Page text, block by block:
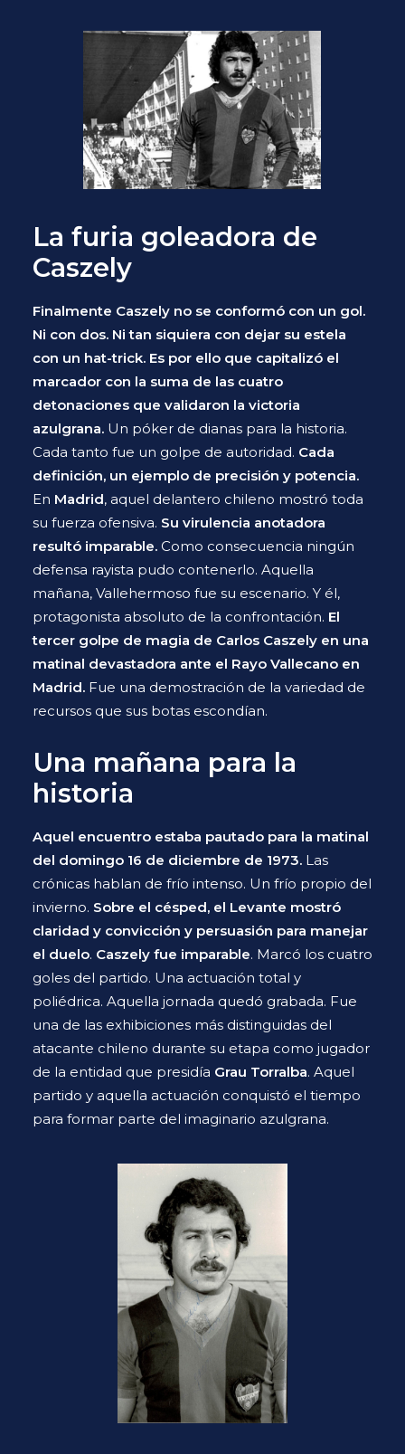
La furia goleadora de
Caszely
Finalmente Caszely no se conformó con un gol.
Ni con dos. Ni tan siquiera con dejar su estela
con un hat-trick. Es por ello que capitalizó el
marcador con la suma de las cuatro
detonaciones que validaron la victoria
azulgrana. Un póker de dianas para la historia.
Cada tanto fue un golpe de autoridad. Cada
definición, un ejemplo de precisión y potencia.
En Madrid, aquel delantero chileno mostró toda
su fuerza ofensiva. Su virulencia anotadora
resultó imparable. Como consecuencia ningún
defensa rayista pudo contenerlo. Aquella
mañana, Vallehermoso fue su escenario. Y él,
protagonista absoluto de la confrontación. El
tercer golpe de magia de Carlos Caszely en una
matinal devastadora ante el Rayo Vallecano en
Madrid. Fue una demostración de la variedad de
recursos que sus botas escondían.
Una mañana para la
historia
Aquel encuentro estaba pautado para la matinal
del domingo 16 de diciembre de 1973. Las
crónicas hablan de frío intenso. Un frío propio del
invierno. Sobre el césped, el Levante mostró
claridad y convicción y persuasión para manejar
el duelo. Caszely fue imparable. Marcó los cuatro
goles del partido. Una actuación total y
poliédrica. Aquella jornada quedó grabada. Fue
una de las exhibiciones más distinguidas del
atacante chileno durante su etapa como jugador
de la entidad que presidía Grau Torralba. Aquel
partido y aquella actuación conquistó el tiempo
para formar parte del imaginario azulgrana.